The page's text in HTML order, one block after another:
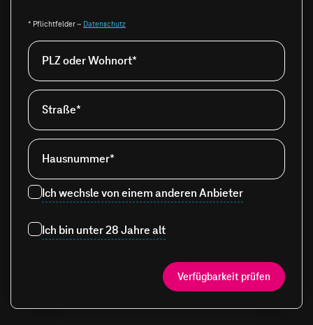
* Pflichtfelder – Datenschutz
PLZ oder Wohnort*
Straße*
Hausnummer*
Ich wechsle von einem anderen Anbieter
Ich bin unter 28 Jahre alt
Verfügbarkeit prüfen